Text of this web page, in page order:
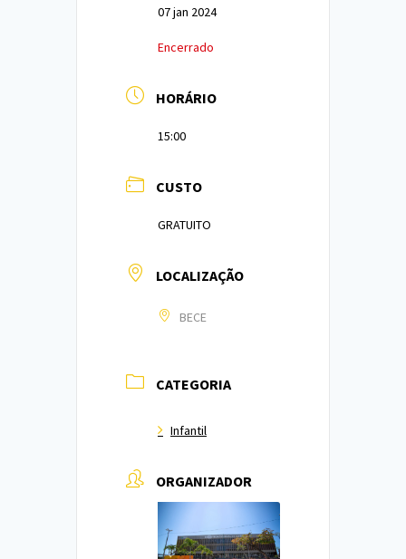
07 jan 2024
Encerrado
HORÁRIO
15:00
CUSTO
GRATUITO
LOCALIZAÇÃO
BECE
CATEGORIA
Infantil
ORGANIZADOR